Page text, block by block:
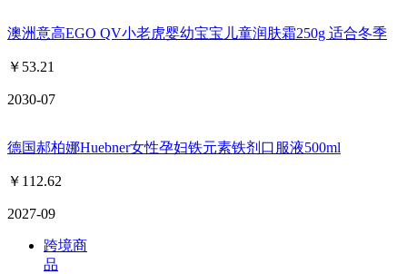
澳洲意高EGO QV小老虎婴幼宝宝儿童润肤霜250g 适合冬季
￥ 53.21
2030-07
德国郝柏娜Huebner女性孕妇铁元素铁剂口服液500ml
￥ 112.62
2027-09
跨境商
品